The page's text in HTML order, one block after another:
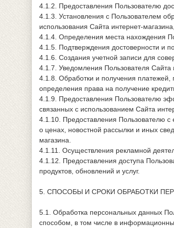
4.1.2. Предоставления Пользователю
4.1.3. Установления с Пользователем
использования Сайта интернет-
4.1.4. Определения места нахождения
4.1.5. Подтверждения достоверности и
4.1.6. Создания учетной записи для
4.1.7. Уведомления Пользователя Сайта
4.1.8. Обработки и получения платежей,
определения права на получение
4.1.9. Предоставления Пользователю
связанных с использованием Сайта
4.1.10. Предоставления Пользователю
о ценах, новостной рассылки и иных
магазина.
4.1.11. Осуществления рекламной
4.1.12. Предоставления доступа
продуктов, обновлений и услуг.
5. СПОСОБЫ И СРОКИ ОБРАБОТКИ
5.1. Обработка персональных данных
способом, в том числе в